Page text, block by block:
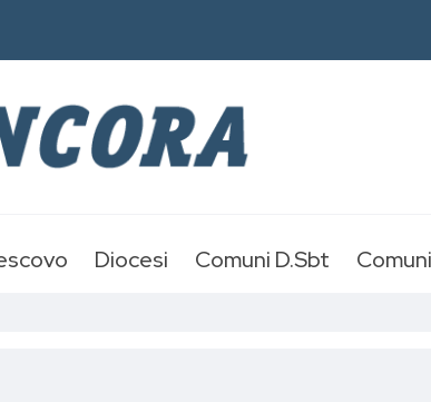
Diocesi Comuni D.Sbt